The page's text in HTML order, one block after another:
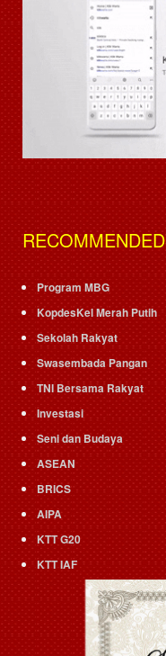
RECOMMENDED
Program MBG
KopdesKel Merah Putih
Sekolah Rakyat
Swasembada Pangan
TNI Bersama Rakyat
Investasi
Seni dan Budaya
ASEAN
BRICS
AIPA
KTT G20
KTT IAF